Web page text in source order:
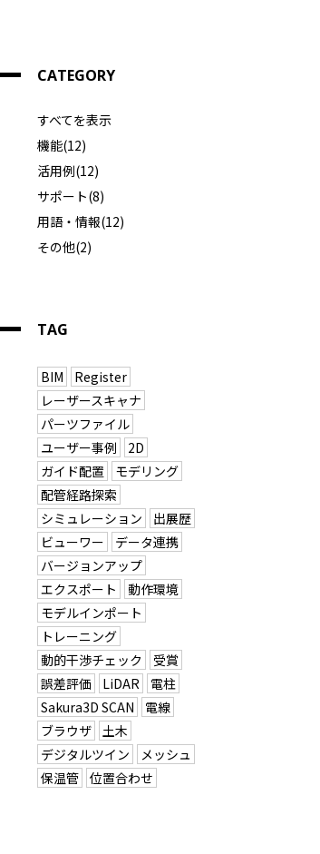
CATEGORY
すべてを表示
機能(12)
活用例(12)
サポート(8)
用語・情報(12)
その他(2)
TAG
BIM
Register
レーザースキャナ
パーツファイル
ユーザー事例
2D
ガイド配置
モデリング
配管経路探索
シミュレーション
出展歴
ビューワー
データ連携
バージョンアップ
エクスポート
動作環境
モデルインポート
トレーニング
動的干渉チェック
受賞
誤差評価
LiDAR
電柱
Sakura3D SCAN
電線
ブラウザ
土木
デジタルツイン
メッシュ
保温管
位置合わせ